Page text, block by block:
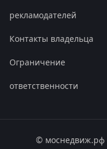
рекламодателей
Контакты владельца
Ограничение
ответственности
© моснедвиж.рф